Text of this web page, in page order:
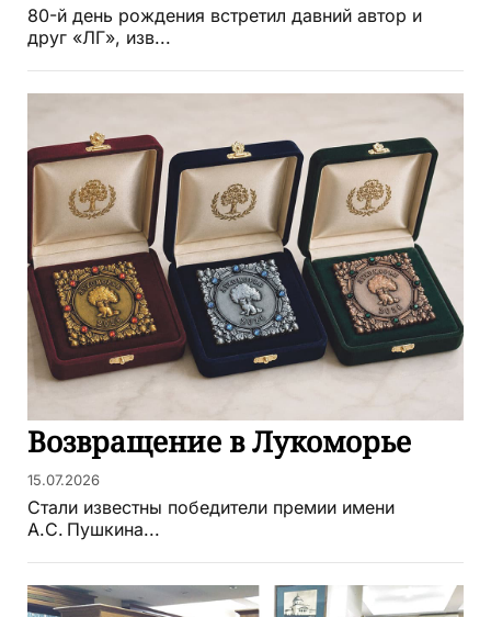
80-й день рождения встретил давний автор и
друг «ЛГ», изв...
Возвращение в Лукоморье
15.07.2026
Стали известны победители премии имени
А.С. Пушкина...